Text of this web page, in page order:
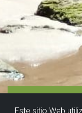
Este sitio Web